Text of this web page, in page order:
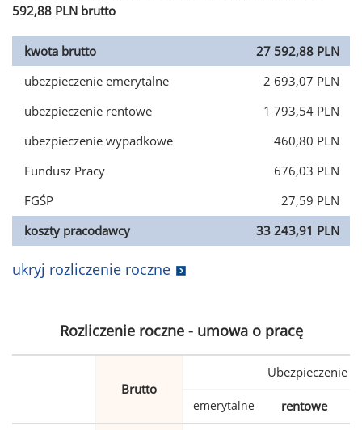
592,88 PLN brutto
kwota brutto
27 592,88 PLN
ubezpieczenie emerytalne
2 693,07 PLN
ubezpieczenie rentowe
1 793,54 PLN
ubezpieczenie wypadkowe
460,80 PLN
Fundusz Pracy
676,03 PLN
FGŚP
27,59 PLN
koszty pracodawcy
33 243,91 PLN
ukryj rozliczenie roczne
Rozliczenie roczne - umowa o pracę
Brutto
Ubezpieczenie
emerytalne rentowe